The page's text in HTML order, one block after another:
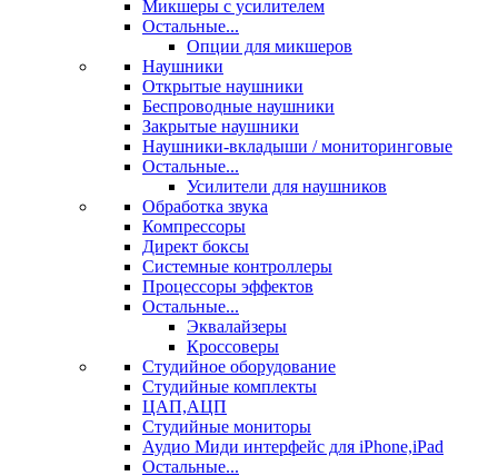
Микшеры с усилителем
Остальные...
Опции для микшеров
Наушники
Открытые наушники
Беспроводные наушники
Закрытые наушники
Наушники-вкладыши / мониторинговые
Остальные...
Усилители для наушников
Обработка звука
Компрессоры
Директ боксы
Системные контроллеры
Процессоры эффектов
Остальные...
Эквалайзеры
Кроссоверы
Студийное оборудование
Студийные комплекты
ЦАП,АЦП
Студийные мониторы
Аудио Миди интерфейс для iPhone,iPad
Остальные...